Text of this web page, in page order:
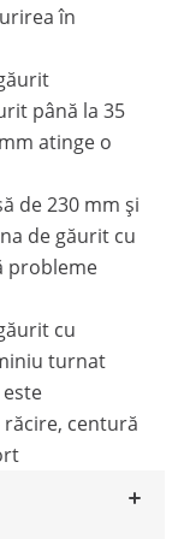
în
până la 35
atinge o
de 230 mm și
de găurit cu
probleme
cu
turnat
centură